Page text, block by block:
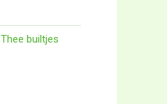
Thee builtjes